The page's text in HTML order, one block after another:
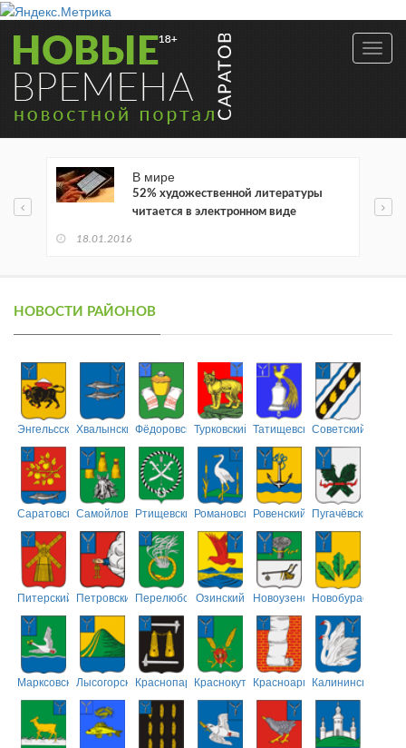
В мире
52% художественной литературы
читается в электронном виде
18.01.2016
НОВОСТИ РАЙОНОВ
ЭнгельсскийХвалынскийФёдоровскийТурковский ТатищевскийСоветский
СаратовскийСамойловскийРтищевскийРомановскийРовенский Пугачёвский
Питерский ПетровскийПерелюбскийОзинский НовоузенскийНовобурасский
МарксовскийЛысогорскийКраснопартизанский
КраснокутскийКрасноармейский
Калининский